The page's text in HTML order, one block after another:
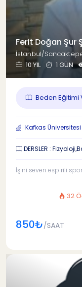
Ferit Doğan Şur
İstanbul/
10 YIL
1 GÜN
Beden Eğitimi
Kafkas
DERSLER :
İşini seven espirili
32
850₺/SAAT